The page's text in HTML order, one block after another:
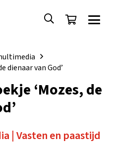
dienaar van God’
‘Mozes, de
|Vasten en paastijd